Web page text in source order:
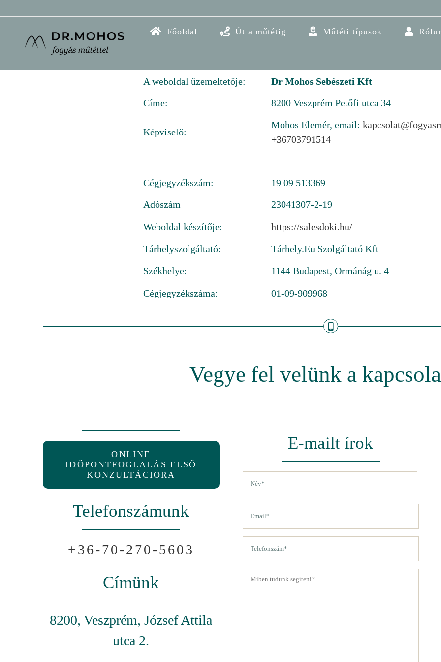
Főoldal Út a műtétig Műtéti típusok
A weboldal üzemeltetője:
Dr Mohos Sebészeti Kft
Címe:
8200 Veszprém Petőfi utca 34
Képviselő:
Mohos Elemér, email:
+36703791514
Cégjegyzékszám:
19 09 513369
Adószám
23041307-2-19
Weboldal készítője: https://salesdoki.hu/
Tárhelyszolgáltató: Tárhely.Eu Szolgáltató Kft
Székhelye: 1144 Budapest, Ormánág u. 4
Cégjegyzékszáma: 01-09-909968
Vegye fel velünk a
ONLINE
IDŐPONTFOGLALÁS ELSŐ
KONZULTÁCIÓRA
Telefonszámunk
+36-70-270-5603
Címünk
8200, Veszprém, József Attila
utca 2.
E-mailt írok
Vezetéknév